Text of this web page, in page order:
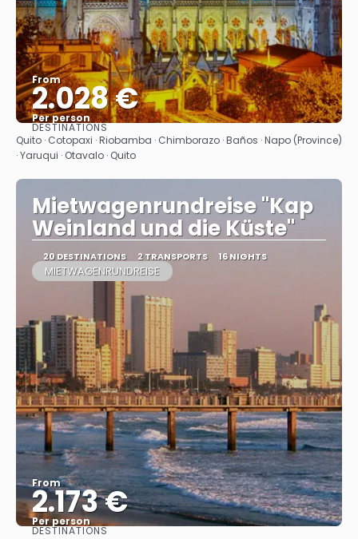
From
2.028 €
Per person
See
DESTINATIONS
Quito · Cotopaxi · Riobamba · Chimborazo · Baños · Napo (Province)
· Yaruqui · Otavalo · Quito
Mietwagenrundreise "Kap
Weinland und die Küste"
20 DESTINATIONS 2 TRANSPORTS 16 NIGHTS
MIETWAGENRUNDREISE
From
2.173 €
Per person
DESTINATIONS